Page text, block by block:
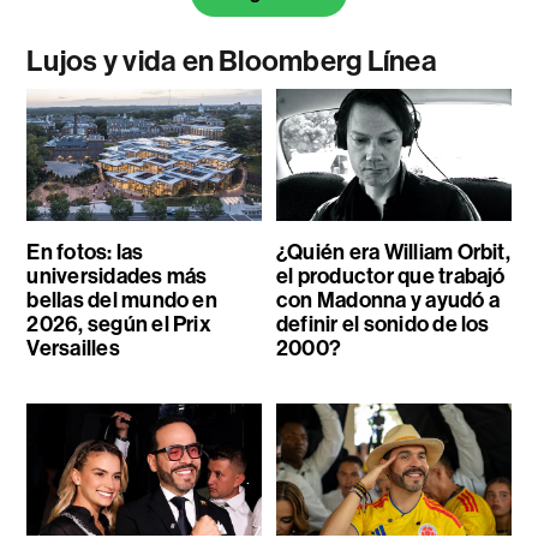
Lujos y vida en Bloomberg Línea
En fotos: las
universidades más
bellas del mundo en
2026, según el Prix
Versailles
¿Quién era William Orbit,
el productor que trabajó
con Madonna y ayudó a
definir el sonido de los
2000?